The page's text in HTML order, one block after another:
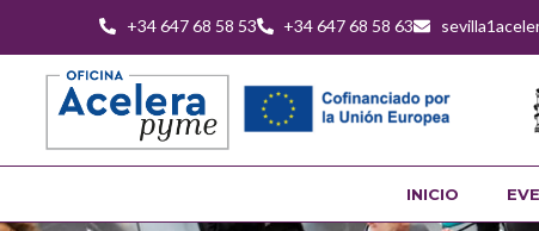
+34 647 68 58 53 +34 647 68 58 63
INICIO